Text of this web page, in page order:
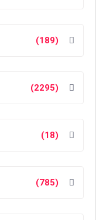
(189)
(2295)
(18)
(785)